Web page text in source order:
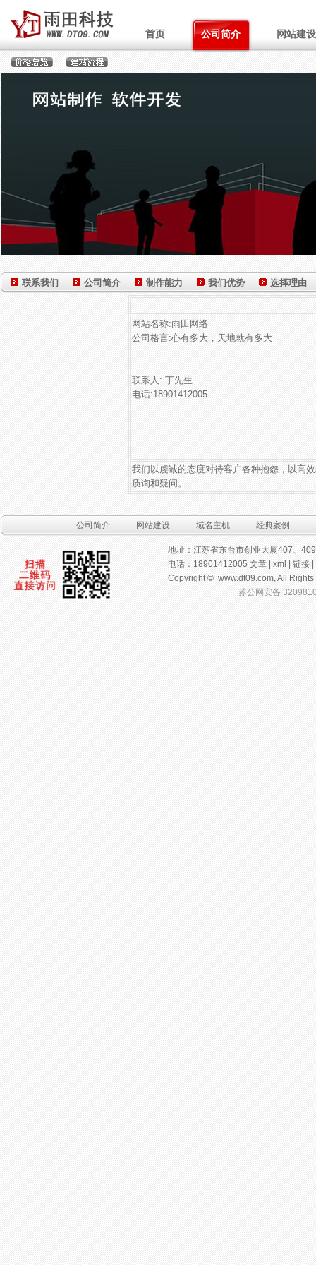
首页 公司简介 网站建设
联系我们 公司简介 制作能力 我们优势 选择理由
网站名称:雨田网络
公司格言:心有多大，天地就有多大
联系人: 丁先生
电话:18901412005
我们以虔诚的态度对待客户各种抱怨，以高
质询和疑问。
公司简介 网站建设 域名主机 经典案例
地址：江苏省东台市创业大厦407、
电话：18901412005 文章| xml 链接|
Copyright © www.dt09.com, All
苏公网安备